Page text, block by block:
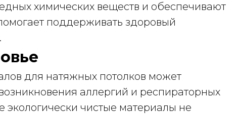
химических веществ и обеспечивают
поддерживать здоровый
для натяжных потолков может
аллергий и респираторных
экологически чистые материалы не